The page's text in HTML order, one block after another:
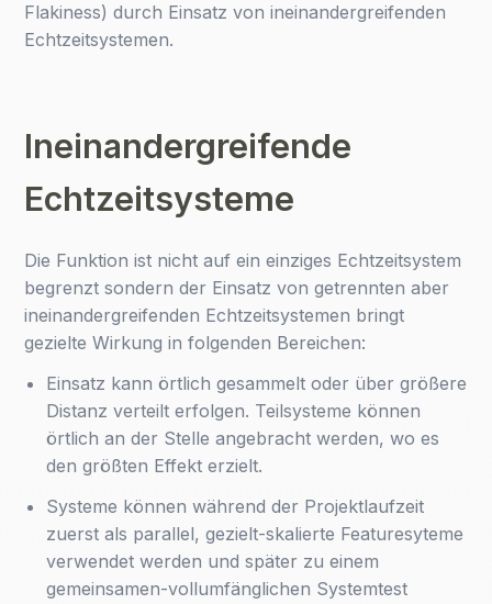
Flakiness) durch Einsatz von ineinandergreifenden
Echtzeitsystemen.
Ineinandergreifende
Echtzeitsysteme
Die Funktion ist nicht auf ein einziges Echtzeitsystem
begrenzt sondern der Einsatz von getrennten aber
ineinandergreifenden Echtzeitsystemen bringt
gezielte Wirkung in folgenden Bereichen:
Einsatz kann örtlich gesammelt oder über größere
Distanz verteilt erfolgen. Teilsysteme können
örtlich an der Stelle angebracht werden, wo es
den größten Effekt erzielt.
Systeme können während der Projektlaufzeit
zuerst als parallel, gezielt-skalierte Featuresyteme
verwendet werden und später zu einem
gemeinsamen-vollumfänglichen Systemtest